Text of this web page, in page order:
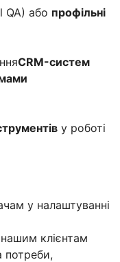
QA) або профільні
CRM-систем
у роботі
у налаштуванні
клієнтам
потреби,